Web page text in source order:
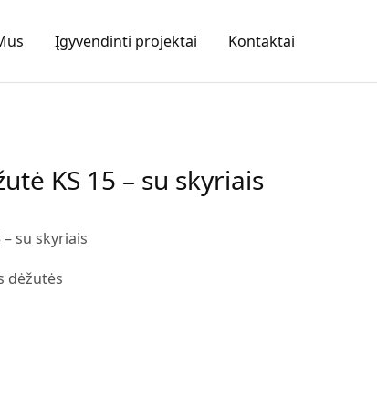
Įgyvendinti projektai Kontaktai
KS 15 – su skyriais
su skyriais
dėžutės